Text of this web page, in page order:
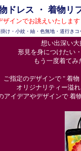
ドレス ・ 着物リ
ザインでお誂えいたします
け・小紋・紬・色無地・道行き
想い出深い
形見を身につけたい
一度着てみた い
ご指定のデザインで " 着
オリジナリティー溢
アイデアやデザインで 着